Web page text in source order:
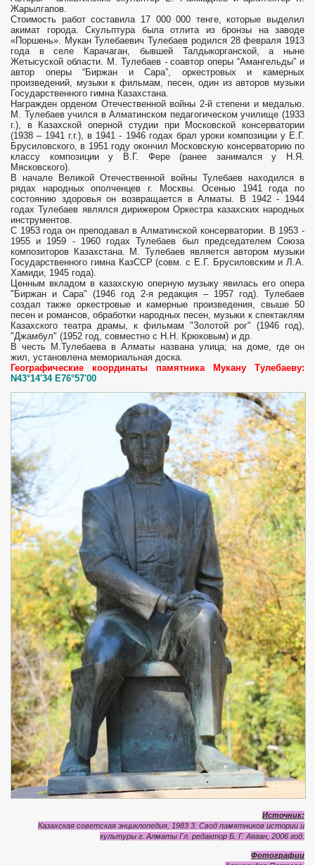
Жарылгапов.
Стоимость работ составила 17 000 000 тенге, которые выделил
акимат города. Скульптура была отлита из бронзы на заводе
«Поршень». Мукан Тулебаевич Тулебаев родился 28 февраля 1913
года в селе Карачаган, бывшей Талдыкорганской, а ныне
Жетысуской области. М. Тулебаев - соавтор оперы “Амангельды” и
автор оперы “Биржан и Сара”, оркестровых и камерных
произведений, музыки к фильмам, песен, один из авторов музыки
Государственного гимна Казахстана.
Награжден орденом Отечественной войны 2-й степени и медалью.
М. Тулебаев учился в Алматинском педагогическом училище (1933
г.), в Казахской оперной студии при Московской консерватории
(1938 – 1941 г.г.), в 1941 - 1946 годах брал уроки композиции у Е.Г.
Брусиловского, в 1951 году окончил Московскую консерваторию по
классу композиции у В.Г. Фере (ранее занимался у Н.Я.
Мясковского).
В начале Великой Отечественной войны Тулебаев находился в
рядах народных ополченцев г. Москвы. Осенью 1941 года по
состоянию здоровья он возвращается в Алматы. В 1942 - 1944
годах Тулебаев являлся дирижером Оркестра казахских народных
инструментов.
С 1953 года он преподавал в Алматинской консерватории. В 1953 -
1955 и 1959 - 1960 годах Тулебаев был председателем Союза
композиторов Казахстана. М. Тулебаев является автором музыки
Государственного гимна КазССР (совм. с Е.Г. Брусиловским и Л.А.
Хамиди, 1945 года).
Ценным вкладом в казахскую оперную музыку явилась его опера
"Биржан и Сара" (1946 год 2-я редакция – 1957 год). Тулебаев
создал также оркестровые и камерные произведения, свыше 50
песен и романсов, обработки народных песен, музыки к спектаклям
Казахского театра драмы, к фильмам "Золотой рог" (1946 год),
"Джамбул" (1952 год, совместно с Н.Н. Крюковым) и др.
В честь М.Тулебаева в Алматы названа улица; на доме, где он
жил, установлена мемориальная доска.
Географические координаты памятника Мукану Тулебаеву:
N43°14'34 E76°57'00
Источник:
Казахская советская энциклопедия, 1983 3. Свод памятников истории и
культуры г. Алматы Гл. редактор Б. Г. Аяган, 2006 год.
Фотографии